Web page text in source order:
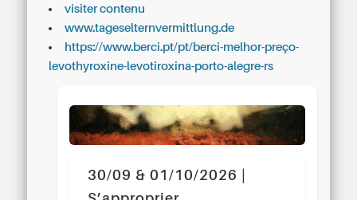
visiter contenu
www.tageselternvermittlung.de
https://www.berci.pt/pt/berci-melhor-preço-
levothyroxine-levotiroxina-porto-alegre-rs
30/09 & 01/10/2026 |